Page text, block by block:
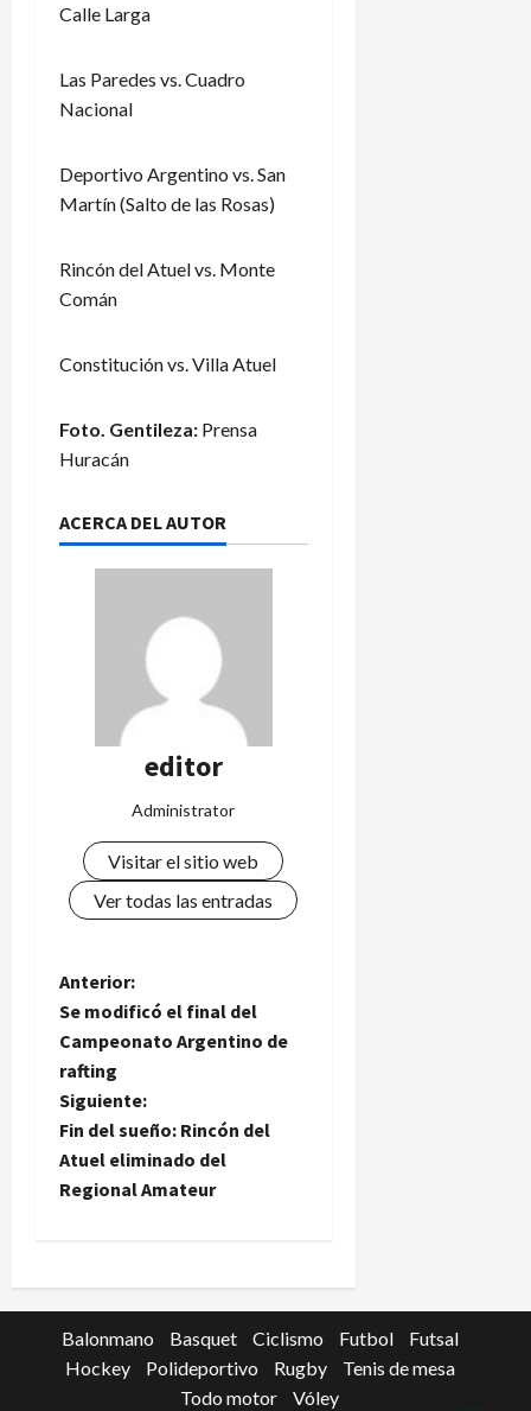
Calle Larga
Las Paredes vs. Cuadro
Nacional
Deportivo Argentino vs. San
Martín (Salto de las Rosas)
Rincón del Atuel vs. Monte
Comán
Constitución vs. Villa Atuel
Foto. Gentileza: Prensa
Huracán
ACERCA DEL AUTOR
editor
Administrator
Visitar el sitio web
Ver todas las entradas
N
a
v
e
g
c
i
ó
Anterior:
Se modificó el final del
Campeonato Argentino de
rafting
Siguiente:
Fin del sueño: Rincón del
Atuel eliminado del
Regional Amateur
Balonmano Basquet Ciclismo Futbol
Futsal
Hockey
Polideportivo Rugby
Tenis de mesa
Todo motor
Vóley